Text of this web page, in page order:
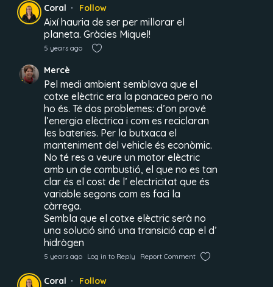
Coral Follow
Així hauria de ser per millorar el
planeta. Gràcies Miquel!
5 years ago
Mercè
Pel medi ambient semblava que el
cotxe elèctric era la panacea pero no
ho és. Té dos problemes: d’on prové
l’energia elèctrica i com es reciclaran
les bateries. Per la butxaca el
manteniment del vehicle és econòmic.
No té res a veure un motor elèctric
amb un de combustió, el que no es tan
clar és el cost de l’ electricitat que és
variable segons com es faci la
càrrega.
Sembla que el cotxe elèctric serà no
una solució sinó una transició cap el d’
hidrògen
5 years ago Log in to Reply Report Comment
Coral Follow